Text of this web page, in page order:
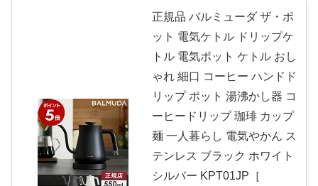
正規品 バルミューダ ザ・ポ
ット 電気ケトル ドリップケ
トル 電気ポット ケトル おし
ゃれ 細口 コーヒー ハンドド
リップ ポット 湯沸かし器 コ
ーヒードリップ 珈琲 カップ
麺 一人暮らし 電気やかん ス
テンレス ブラック ホワイト
シルバー KPT01JP［